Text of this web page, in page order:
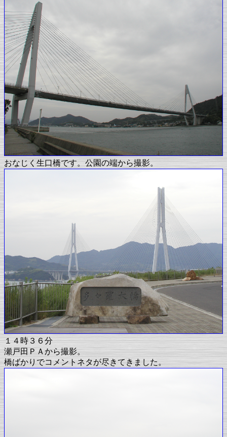
おなじく生口橋です。公園の端から撮影。
１４時３６分
瀬戸田ＰＡから撮影。
橋ばかりでコメントネタが尽きてきました。